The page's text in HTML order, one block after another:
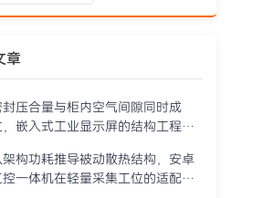
章
封压合量与柜内空气间隙同时成
，嵌入式工业显示屏的结构工程细
架构功耗推导被动散热结构，安卓
控一体机在轻量采集工位的适配边